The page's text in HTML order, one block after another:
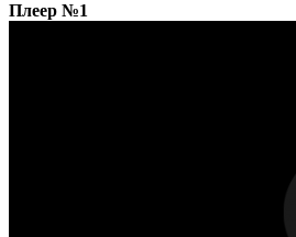
Плеер №1